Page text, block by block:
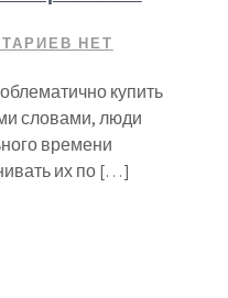
НЕТ
купить
словами, люди
времени
их по […]